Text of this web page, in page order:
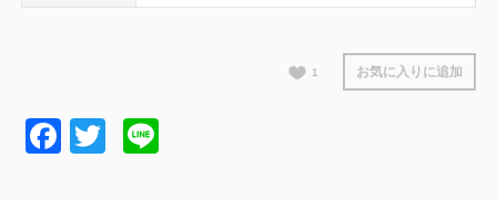
1 お気に入りに追加
Facebook
Twitter